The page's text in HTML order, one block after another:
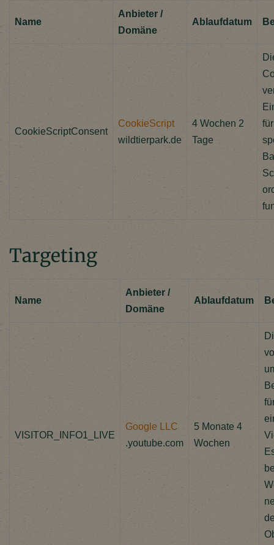
Name
Anbieter /
Domäne
Ablaufdatum
CookieScriptConsent
CookieScript
wildtierpark.de
4 Wochen 2
Tage
Targeting
Name
Anbieter /
Domäne
Ablaufdatum
VISITOR_INFO1_LIVE
Google LLC
.youtube.com
5 Monate 4
Wochen